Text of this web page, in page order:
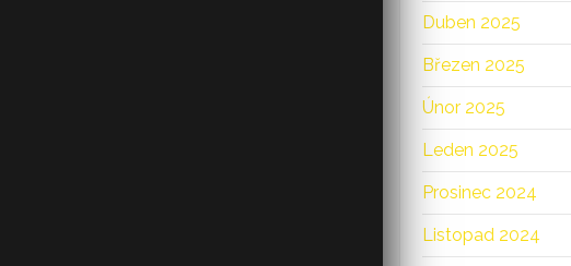
Duben 2025
Březen 2025
Únor 2025
Leden 2025
Prosinec 2024
Listopad 2024